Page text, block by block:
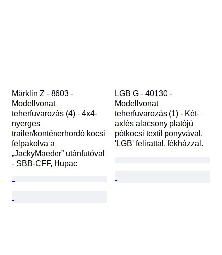
Märklin Z - 8603 -
Modellvonat
teherfuvarozás (4) - 4x4-
nyerges
trailer/konténerhordó kocsi
felpakolva a
„JackyMaeder” utánfutóval
- SBB-CFF, Hupac
LGB G - 40130 -
Modellvonat
teherfuvarozás (1) - Két-
axlés alacsony platójú
pótkocsi textil ponyvával,
'LGB' felirattal, fékházzal.